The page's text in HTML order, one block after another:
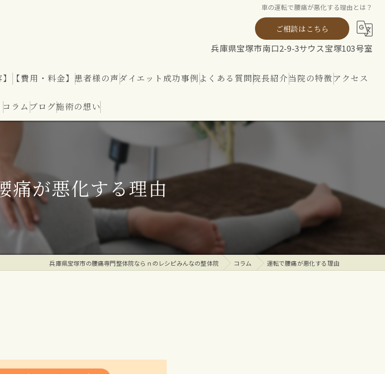
車の運転で腰痛が悪化する理由とは？
ご相談はこちら
兵庫県宝塚市南口2-9-3サウス宝塚103号室
【費用・料金】 患者様の声ダイエット成功事例よくある質問院長紹介当院の特徴アクセス
コラム ブログ施術の想い
痛が悪化する理由
兵庫県宝塚市の腰痛専門整体院ならｎのレシピみんなの整体院 コラム 運転で腰痛が悪化する理由